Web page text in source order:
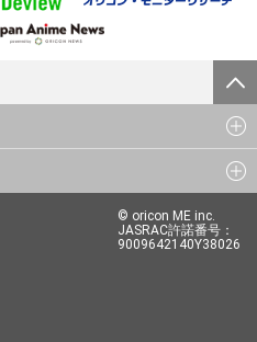
© oricon ME inc.
JASRAC許諾番号：
9009642140Y38026